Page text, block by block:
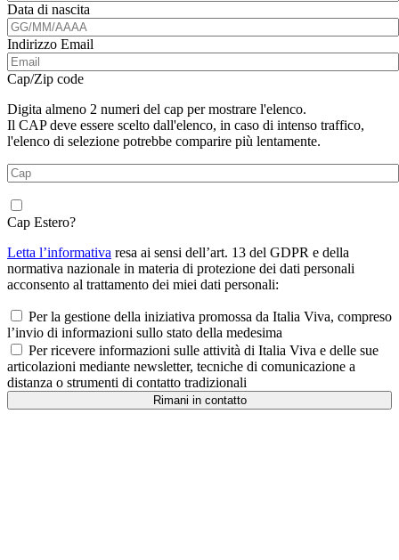
Data di nascita
Indirizzo Email
Cap/Zip code
Digita almeno 2 numeri del cap per mostrare l'elenco.
Il CAP deve essere scelto dall'elenco, in caso di intenso traffico,
l'elenco di selezione potrebbe comparire più lentamente.
Cap Estero?
Letta l’informativa resa ai sensi dell’art. 13 del GDPR e della
normativa nazionale in materia di protezione dei dati personali
acconsento al trattamento dei miei dati personali:
Per la gestione della iniziativa promossa da Italia Viva, compreso
l’invio di informazioni sullo stato della medesima
Per ricevere informazioni sulle attività di Italia Viva e delle sue
articolazioni mediante newsletter, tecniche di comunicazione a
distanza o strumenti di contatto tradizionali
Rimani in contatto